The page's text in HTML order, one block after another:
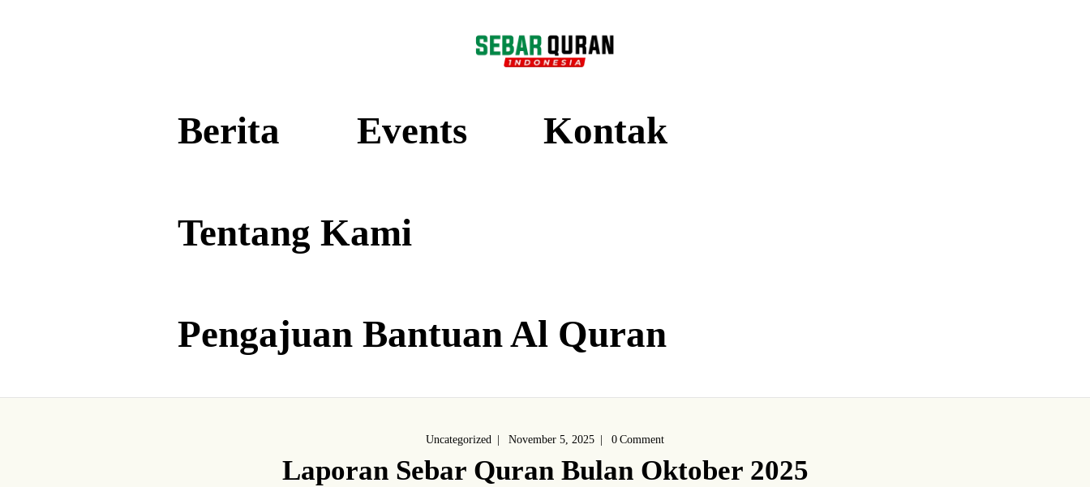
Berita Events Kontak
Tentang Kami
Pengajuan Bantuan Al Quran
Uncategorized November 5, 2025 0 Comment
Laporan Sebar Quran Bulan Oktober 2025